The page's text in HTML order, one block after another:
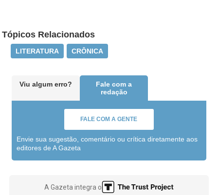
Tópicos Relacionados
LITERATURA CRÔNICA
Viu algum erro?
Fale com a
redação
FALE COM A GENTE
Envie sua sugestão, comentário ou crítica diretamente aos
editores de A Gazeta
A Gazeta integra o